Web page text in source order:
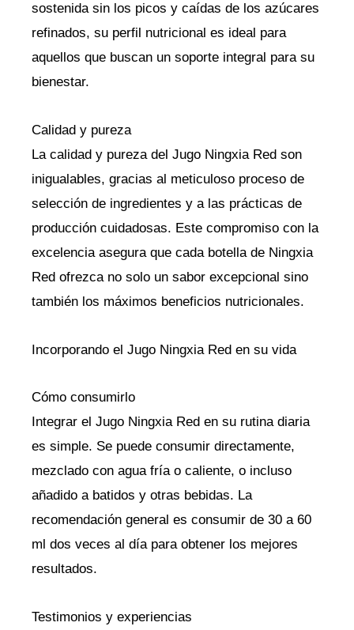
sostenida sin los picos y caídas de los azúcares
refinados, su perfil nutricional es ideal para
aquellos que buscan un soporte integral para su
bienestar.
Calidad y pureza
La calidad y pureza del Jugo Ningxia Red son
inigualables, gracias al meticuloso proceso de
selección de ingredientes y a las prácticas de
producción cuidadosas. Este compromiso con la
excelencia asegura que cada botella de Ningxia
Red ofrezca no solo un sabor excepcional sino
también los máximos beneficios nutricionales.
Incorporando el Jugo Ningxia Red en su vida
Cómo consumirlo
Integrar el Jugo Ningxia Red en su rutina diaria
es simple. Se puede consumir directamente,
mezclado con agua fría o caliente, o incluso
añadido a batidos y otras bebidas. La
recomendación general es consumir de 30 a 60
ml dos veces al día para obtener los mejores
resultados.
Testimonios y experiencias